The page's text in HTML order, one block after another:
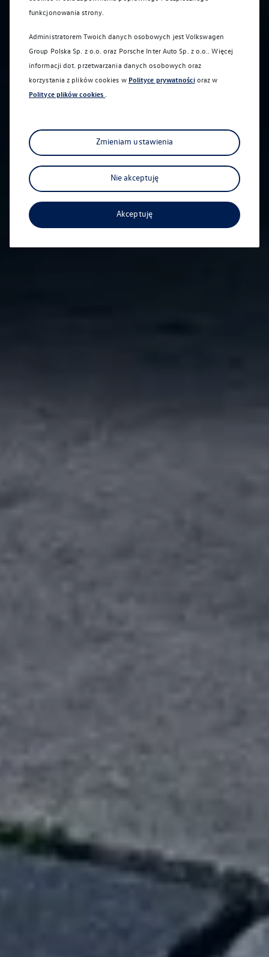
funkcjonowania strony.
Administratorem Twoich danych osobowych jest Volkswagen
Group Polska Sp. z o.o. oraz Porsche Inter Auto Sp. z o.o.. Więcej
informacji dot. przetwarzania danych osobowych oraz
korzystania z plików cookies w Polityce prywatnościoraz w
Polityce plików cookies .
Zmieniam ustawienia
Nie akceptuję
Akceptuję